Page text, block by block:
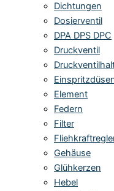
Dichtungen
Dosierventil
DPA DPS DPC
Druckventil
Element
Federn
Filter
Gehäuse
Glühkerzen
Hebel